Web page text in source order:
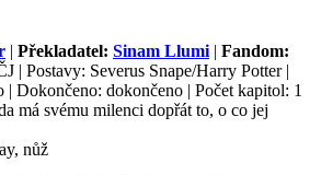
| Překladatel: Sinam Llumi | Fandom:
| Postavy: Severus Snape/Harry Potter |
| Dokončeno: dokončeno | Počet kapitol: 1
má svému milenci dopřát to, o co jej
nůž